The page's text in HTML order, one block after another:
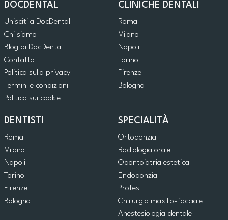
DOCDENTAL
Unisciti a DocDental
Chi siamo
Blog di DocDental
Contatto
Politica sulla privacy
Termini e condizioni
Politica sui cookie
CLINICHE DENTALI
Roma
Milano
Napoli
Torino
Firenze
Bologna
DENTISTI
Roma
Milano
Napoli
Torino
Firenze
Bologna
SPECIALITÀ
Ortodonzia
Radiologia orale
Odontoiatria estetica
Endodonzia
Protesi
Chirurgia maxillo-facciale
Anestesiologia dentale